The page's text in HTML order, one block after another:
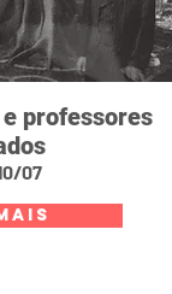
professores
07